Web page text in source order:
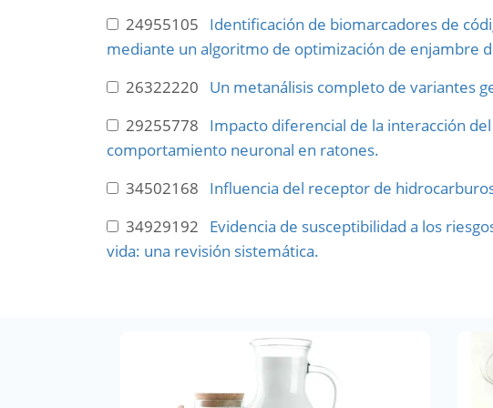
24955105 Identificación de biomarcadores de
mediante un algoritmo de optimización de enjambre
26322220 Un metanálisis completo de variantes
29255778 Impacto diferencial de la interacción
comportamiento neuronal en ratones.
34502168 Influencia del receptor de
34929192 Evidencia de susceptibilidad a los
vida: una revisión sistemática.